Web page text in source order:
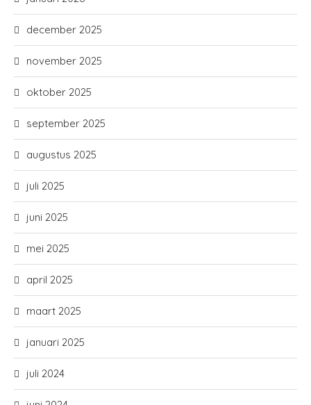
december 2025
november 2025
oktober 2025
september 2025
augustus 2025
juli 2025
juni 2025
mei 2025
april 2025
maart 2025
januari 2025
juli 2024